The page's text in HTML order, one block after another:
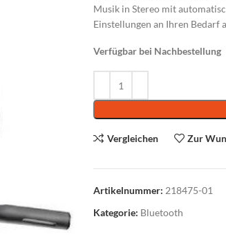
Musik in Stereo mit
Einstellungen an Ihren Bedarf
Verfügbar bei Nachbestellung
Vergleichen Zur
Artikelnummer: 218475-01
Kategorie: Bluetooth